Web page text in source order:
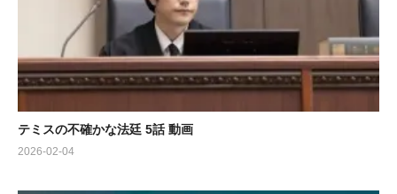
テミスの不確かな法廷 5話 動画
2026-02-04